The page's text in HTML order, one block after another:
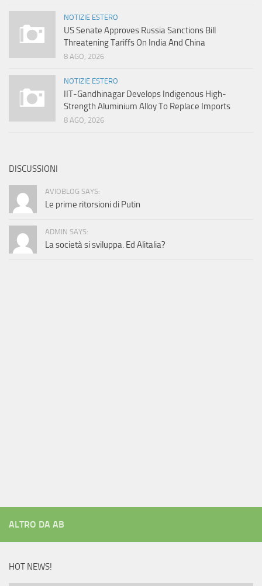
NOTIZIE ESTERO
US Senate Approves Russia Sanctions Bill
Threatening Tariffs On India And China
8 AGO, 2026
NOTIZIE ESTERO
IIT-Gandhinagar Develops Indigenous High-
Strength Aluminium Alloy To Replace Imports
8 AGO, 2026
DISCUSSIONI
AVIOBLOG SAYS:
Le prime ritorsioni di Putin
ADMIN SAYS:
La società si sviluppa. Ed Alitalia?
ALTRO DA AB
HOT NEWS!